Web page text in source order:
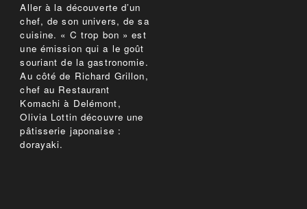
Aller à la découverte d’un
chef, de son univers, de sa
cuisine. « C trop bon » est
une émission qui a le goût
souriant de la gastronomie.
Au côté de Richard Grillon,
chef au Restaurant
Komachi à Delémont,
Olivia Lottin découvre une
pâtisserie japonaise :
dorayaki.